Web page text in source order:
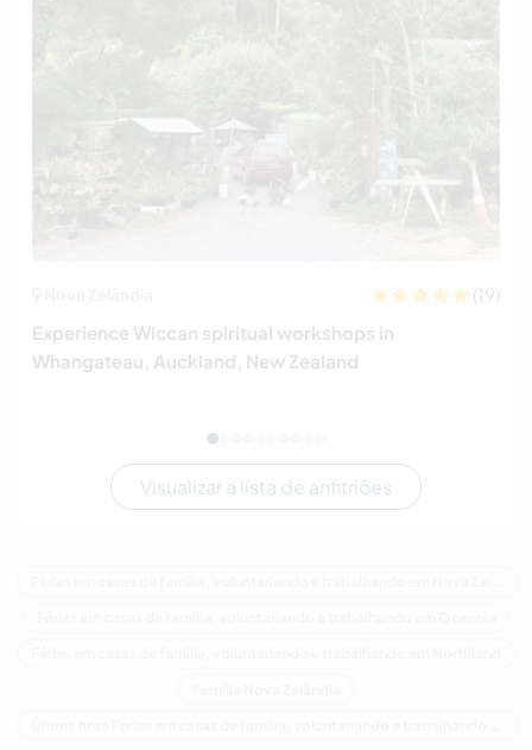
(19)
Experience Wiccan spiritual workshops in
Whangateau, Auckland, New Zealand
Visualizar a lista de anfitriões